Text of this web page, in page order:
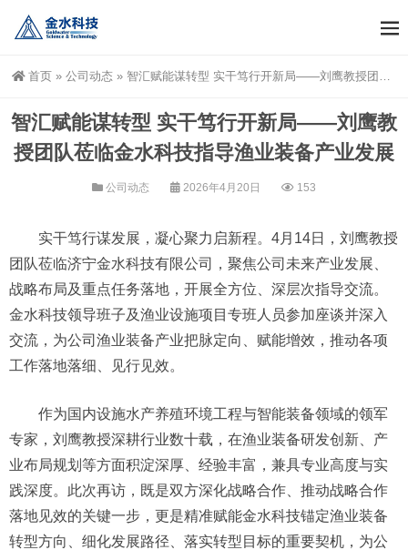
首页 » 公司动态 » 智汇赋能谋转型 实干笃行开新局——刘鹰教授团队莅临金水科技指导渔业装备产业发展
智汇赋能谋转型 实干笃行开新局——刘鹰教
授团队莅临金水科技指导渔业装备产业发展
公司动态 2026年4月20日 153
实干笃行谋发展，凝心聚力启新程。4月14日，刘鹰教授
团队莅临济宁金水科技有限公司，聚焦公司未来产业发展、
战略布局及重点任务落地，开展全方位、深层次指导交流。
金水科技领导班子及渔业设施项目专班人员参加座谈并深入
交流，为公司渔业装备产业把脉定向、赋能增效，推动各项
工作落地落细、见行见效。
作为国内设施水产养殖环境工程与智能装备领域的领军
专家，刘鹰教授深耕行业数十载，在渔业装备研发创新、产
业布局规划等方面积淀深厚、经验丰富，兼具专业高度与实
践深度。此次再访，既是双方深化战略合作、推动战略合作
落地见效的关键一步，更是精准赋能金水科技锚定渔业装备
转型方向、细化发展路径、落实转型目标的重要契机，为公